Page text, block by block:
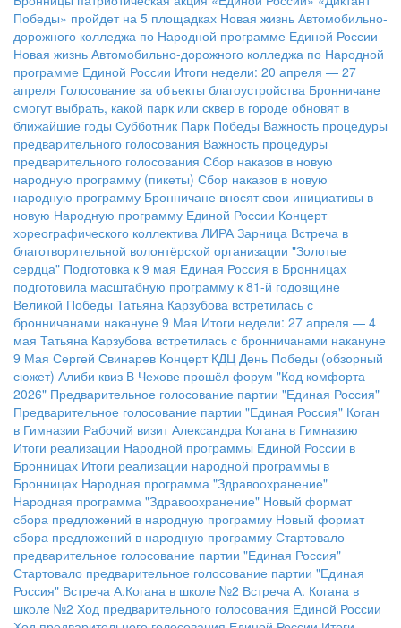
Победы» пройдет на 5 площадках Новая жизнь Автомобильно-
дорожного колледжа по Народной программе Единой России
Новая жизнь Автомобильно-дорожного колледжа по Народной
программе Единой России Итоги недели: 20 апреля — 27
апреля Голосование за объекты благоустройства Бронничане
смогут выбрать, какой парк или сквер в городе обновят в
ближайшие годы Субботник Парк Победы Важность процедуры
предварительного голосования Важность процедуры
предварительного голосования Сбор наказов в новую
народную программу (пикеты) Сбор наказов в новую
народную программу Бронничане вносят свои инициативы в
новую Народную программу Единой России Концерт
хореографического коллектива ЛИРА Зарница Встреча в
благотворительной волонтёрской организации "Золотые
сердца" Подготовка к 9 мая Единая Россия в Бронницах
подготовила масштабную программу к 81-й годовщине
Великой Победы Татьяна Карзубова встретилась с
бронничанами накануне 9 Мая Итоги недели: 27 апреля — 4
мая Татьяна Карзубова встретилась с бронничанами накануне
9 Мая Сергей Свинарев Концерт КДЦ День Победы (обзорный
сюжет) Алиби квиз В Чехове прошёл форум "Код комфорта —
2026" Предварительное голосование партии "Единая Россия"
Предварительное голосование партии "Единая Россия" Коган
в Гимназии Рабочий визит Александра Когана в Гимназию
Итоги реализации Народной программы Единой России в
Бронницах Итоги реализации народной программы в
Бронницах Народная программа "Здравоохранение"
Народная программа "Здравоохранение" Новый формат
сбора предложений в народную программу Новый формат
сбора предложений в народную программу Стартовало
предварительное голосование партии "Единая Россия"
Стартовало предварительное голосование партии "Единая
Россия" Встреча А.Когана в школе №2 Встреча А. Когана в
школе №2 Ход предварительного голосования Единой России